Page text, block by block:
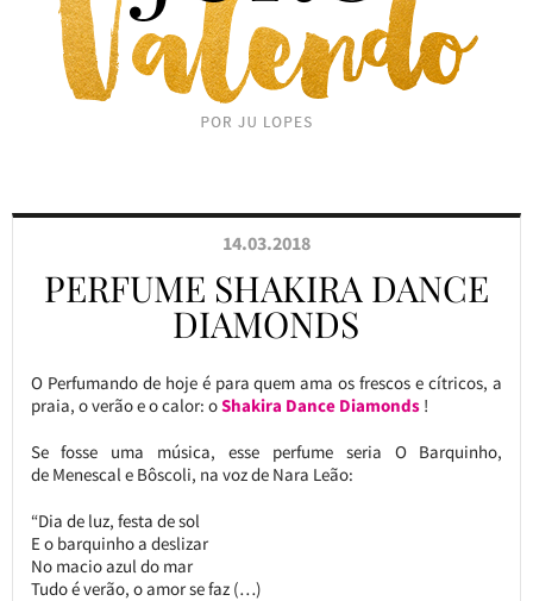
14.03.2018
PERFUME SHAKIRA DANCE
DIAMONDS
O Perfumando de hoje é para quem ama os frescos e cítricos, a
praia, o verão e o calor: oShakira Dance Diamonds !
Se fosse uma música, esse perfume seria O Barquinho,
de Menescal e Bôscoli, na voz de Nara Leão:
“Dia de luz, festa de sol
E o barquinho a deslizar
No macio azul do mar
Tudo é verão, o amor se faz (…)